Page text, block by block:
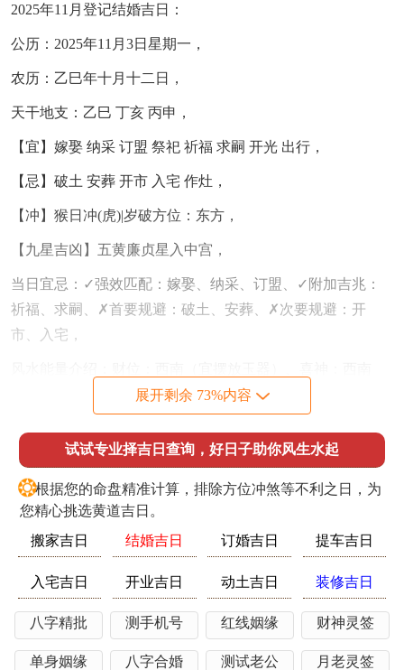
2025年11月登记结婚吉日：
公历：2025年11月3日星期一，
农历：乙巳年十月十二日，
天干地支：乙巳 丁亥 丙申，
【宜】嫁娶 纳采 订盟 祭祀 祈福 求嗣 开光 出行，
【忌】破土 安葬 开市 入宅 作灶，
【冲】猴日冲(虎)|岁破方位：东方，
【九星吉凶】五黄廉贞星入中宫，
当日宜忌：✓强效匹配：嫁娶、纳采、订盟、✓附加吉兆：
祈福、求嗣、✗首要规避：破土、安葬、✗次要规避：开
市、入宅，
（利于婚仪）、吉时：巳时（9：00-11：00）（建议在此区
间完成核心仪式），
公历：2025年11月8日星期六，
农历：乙巳年十月十七日，
天干地支：乙巳 丁亥 辛丑，
【宜】嫁娶 冠笄 祭祀 祈福 求嗣 斋醮 开光 出行，
【忌】破土 安床 开仓 出货财，
【冲】牛日冲(羊)|岁破方位：北方，
【九星吉凶】二黑巨门星值日，
展开剩余 73%内容
试试专业择吉日查询，好日子助你风生水起
❂根据您的命盘精准计算，排除方位冲煞等不利之日，为
您精心挑选黄道吉日。
搬家吉日
结婚吉日 订婚吉日 提车吉日
入宅吉日 开业吉日 动土吉日 装修吉日
八字精批 测手机号 红线姻缘 财神灵签
单身姻缘 八字合婚 测试老公 月老灵签